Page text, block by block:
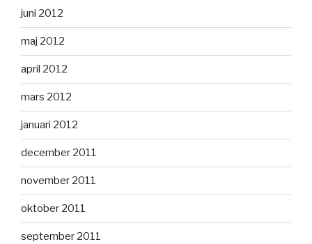
juni 2012
maj 2012
april 2012
mars 2012
januari 2012
december 2011
november 2011
oktober 2011
september 2011